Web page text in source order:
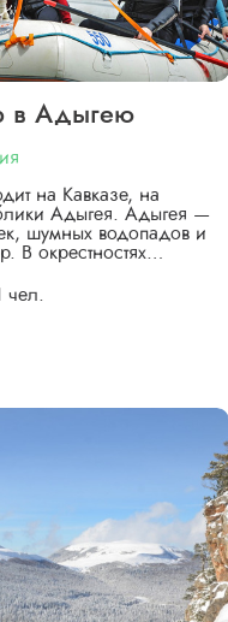
в Адыгею
на Кавказе, на
Адыгея. Адыгея —
шумных водопадов и
В окрестностях…
чел.